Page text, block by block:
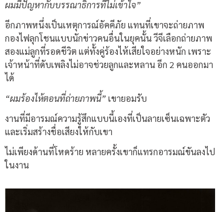
ผมมีปัญหากับบรรณาธิการที่ไม่เข้าใจ”
อีกภาพหนึ่งเป็นเหตุการณ์อัคคีภัย แทนที่เขาจะถ่ายภาพ
กองไฟลุกโชนแบบนักข่าวคนอื่นในยุคนั้น วีจีเลือกถ่ายภาพ
สองแม่ลูกที่รอดชีวิต แต่ทั้งคู่ร้องไห้เสียใจอย่างหนัก เพราะ
เจ้าหน้าที่ดับเพลิงไม่อาจช่วยลูกและหลาน อีก 2 คนออกมา
ได้
“ผมร้องไห้ตอนที่ถ่ายภาพนี้” เขายอมรับ
งานที่มีอารมณ์ความรู้สึกแบบนี้เองที่เป็นลายเซ็นเฉพาะตัว
และเริ่มสร้างชื่อเสียงให้กับเขา
ไม่เพียงด้านที่โหดร้าย หลายครั้งเขาก็แทรกอารมณ์ขันลงไป
ในงาน